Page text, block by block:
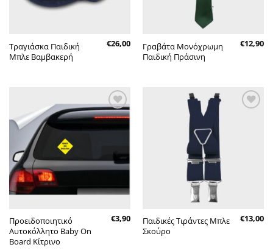
Τραγιάσκα Παιδική
Μπλε Βαμβακερή
€26,00
Γραβάτα Μονόχρωμη
Παιδική Πράσινη
€12,90
Πρόσθήκη
Προειδοποιητικό
Αυτοκόλλητο Baby On
Board Κίτρινο
€3,90
επιθυμητών
Παιδικές Τιράντες Μπλε
Σκούρο
€13,00